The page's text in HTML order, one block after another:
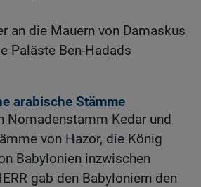
an die Mauern von Damaskus
Paläste Ben-Hadads
arabische Stämme
Nomadenstamm Kedar und
von Hazor, die König
Babylonien inzwischen
gab den Babyloniern den